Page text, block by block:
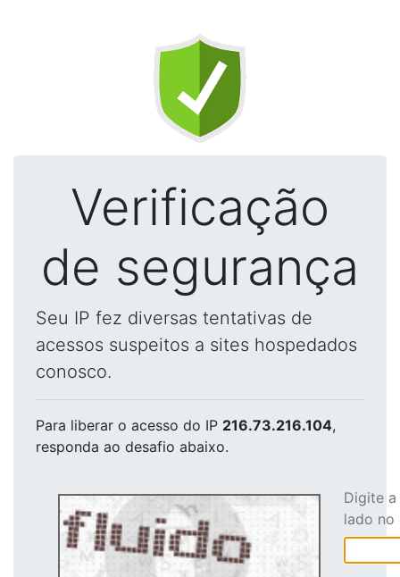
Verificação
de segurança
Seu IP fez diversas tentativas de
acessos suspeitos a sites hospedados
conosco.
Para liberar o acesso do IP 216.73.216.104,
responda ao desafio abaixo.
Digite
lado no